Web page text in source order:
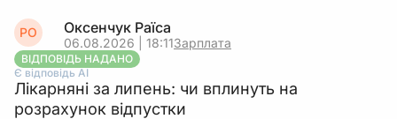
РО Оксенчук Раїса
06.08.2026 | 18:11Зарплата
ВІДПОВІДЬ НАДАНО
Є відповідь АІ
Лікарняні за липень: чи вплинуть на
розрахунок відпустки